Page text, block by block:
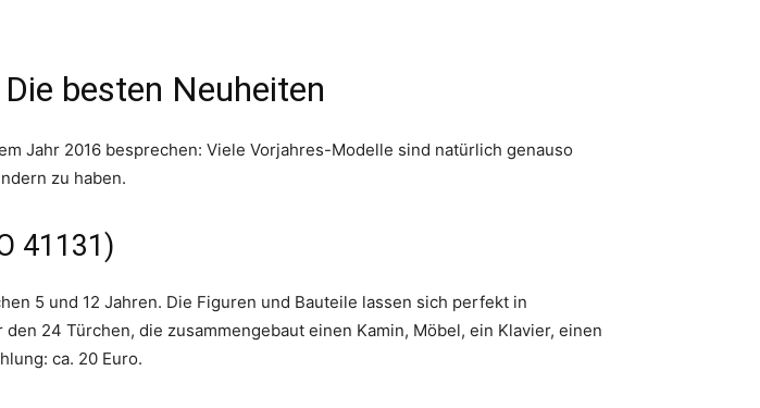
besten Neuheiten
Jahr 2016 besprechen: Viele Vorjahres-Modelle sind natürlich genauso
zu haben.
41131)
5 und 12 Jahren. Die Figuren und Bauteile lassen sich perfekt in
24 Türchen, die zusammengebaut einen Kamin, Möbel, ein Klavier, einen
ca. 20 Euro.